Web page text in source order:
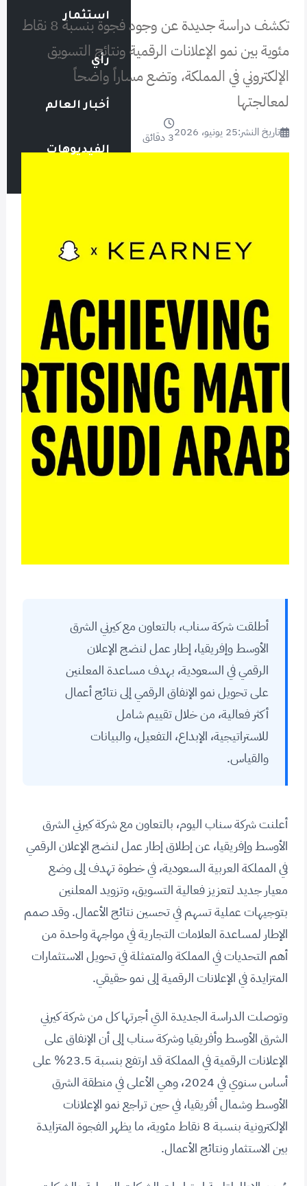
استثمار
رأي
أخبار العالم
الفيديوهات
تكشف دراسة جديدة عن وجود فجوة بنسبة 8 نقاط
مئوية بين نمو الإعلانات الرقمية ونتائج التسويق
الإلكتروني في المملكة، وتضع مساراً واضحاً
لمعالجتها
تاريخ النشر:25 يونيو، 2026 3 دقائق
أطلقت شركة سناب، بالتعاون مع كيرني الشرق
الأوسط وإفريقيا، إطار عمل لنضج الإعلان
الرقمي في السعودية، بهدف مساعدة المعلنين
على تحويل نمو الإنفاق الرقمي إلى نتائج أعمال
أكثر فعالية، من خلال تقييم شامل
للاستراتيجية، الإبداع، التفعيل، والبيانات
والقياس.
أعلنت شركة سناب اليوم، بالتعاون مع شركة كيرني الشرق
الأوسط وإفريقيا، عن إطلاق إطار عمل لنضج الإعلان الرقمي
في المملكة العربية السعودية، في خطوة تهدف إلى وضع
معيار جديد لتعزيز فعالية التسويق، وتزويد المعلنين
بتوجيهات عملية تسهم في تحسين نتائج الأعمال. وقد صمم
الإطار لمساعدة العلامات التجارية في مواجهة واحدة من
أهم التحديات في المملكة والمتمثلة في تحويل الاستثمارات
المتزايدة في الإعلانات الرقمية إلى نمو حقيقي.
وتوصلت الدراسة الجديدة التي أجرتها كل من شركة كيرني
الشرق الأوسط وأفريقيا وشركة سناب إلى أن الإنفاق على
الإعلانات الرقمية في المملكة قد ارتفع بنسبة 23.5% على
أساس سنوي في 2024، وهي الأعلى في منطقة الشرق
الأوسط وشمال أفريقيا، في حين تراجع نمو الإعلانات
الإلكترونية بنسبة 8 نقاط مئوية، ما يظهر الفجوة المتزايدة
بين الاستثمار ونتائج الأعمال.